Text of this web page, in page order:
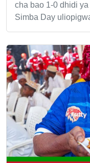
cha bao 1-0 dhidi
Simba Day